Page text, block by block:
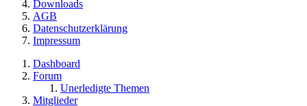
Downloads
AGB
Datenschutzerklärung
Impressum
Dashboard
Forum
Unerledigte Themen
Mitglieder